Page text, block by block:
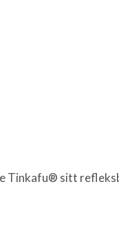
Tinkafu® sitt